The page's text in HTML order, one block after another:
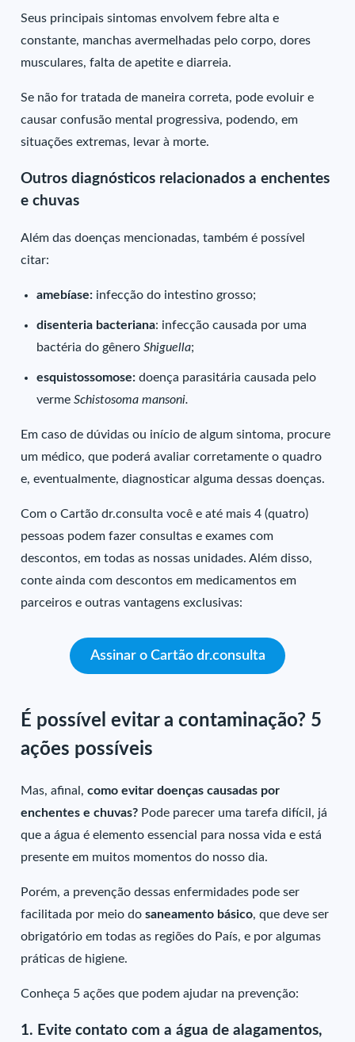
Seus principais sintomas envolvem febre alta e
constante, manchas avermelhadas pelo corpo, dores
musculares, falta de apetite e diarreia.
Se não for tratada de maneira correta, pode evoluir e
causar confusão mental progressiva, podendo, em
situações extremas, levar à morte.
Outros diagnósticos relacionados a enchentes
e chuvas
Além das doenças mencionadas, também é possível
citar:
amebíase: infecção do intestino grosso;
disenteria bacteriana: infecção causada por uma
bactéria do gêneroShiguella;
esquistossomose: doença parasitária causada pelo
vermeSchistosoma mansoni.
Em caso de dúvidas ou início de algum sintoma, procure
um médico, que poderá avaliar corretamente o quadro
e, eventualmente, diagnosticar alguma dessas doenças.
Com o Cartão dr.consulta você e até mais 4 (quatro)
pessoas podem fazer consultas e exames com
descontos, em todas as nossas unidades. Além disso,
conte ainda com descontos em medicamentos em
parceiros e outras vantagens exclusivas:
Assinar o Cartão dr.consulta
É possível evitar a contaminação? 5
ações possíveis
Mas, afinal,como evitar doenças causadas por
enchentes e chuvas? Pode parecer uma tarefa difícil, já
que a água é elemento essencial para nossa vida e está
presente em muitos momentos do nosso dia.
Porém, a prevenção dessas enfermidades pode ser
facilitada por meio dosaneamento básico, que deve ser
obrigatório em todas as regiões do País, e por algumas
práticas de higiene.
Conheça 5 ações que podem ajudar na prevenção:
1. Evite contato com a água de alagamentos,